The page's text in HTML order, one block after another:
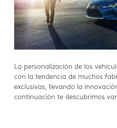
La personalización de los
con la tendencia de muchos
exclusivas, llevando la
continuación te descubrimos